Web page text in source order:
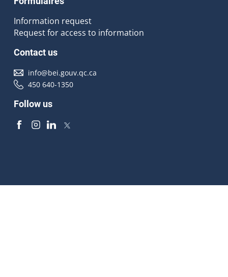
Information request
Request for access to information
Contact us
info@bei.gouv.qc.ca
450 640-1350
Follow us